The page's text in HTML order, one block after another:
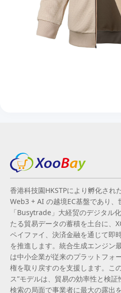
香港科技園HKSTPにより孵化され
Web3 + AI の越境EC基盤であり、
「Busytrade」大経贸のデジタル
たる貿易データの蓄積を土台に、
ペイファイ、決済金融を通じて即
を推進します。統合生成エンジン
は中小企業が従来のプラットフォ
権を取り戻すのを支援します。こ
ス”モデルは、貿易の効率性と検
検索の局面で事業者に最大の露出